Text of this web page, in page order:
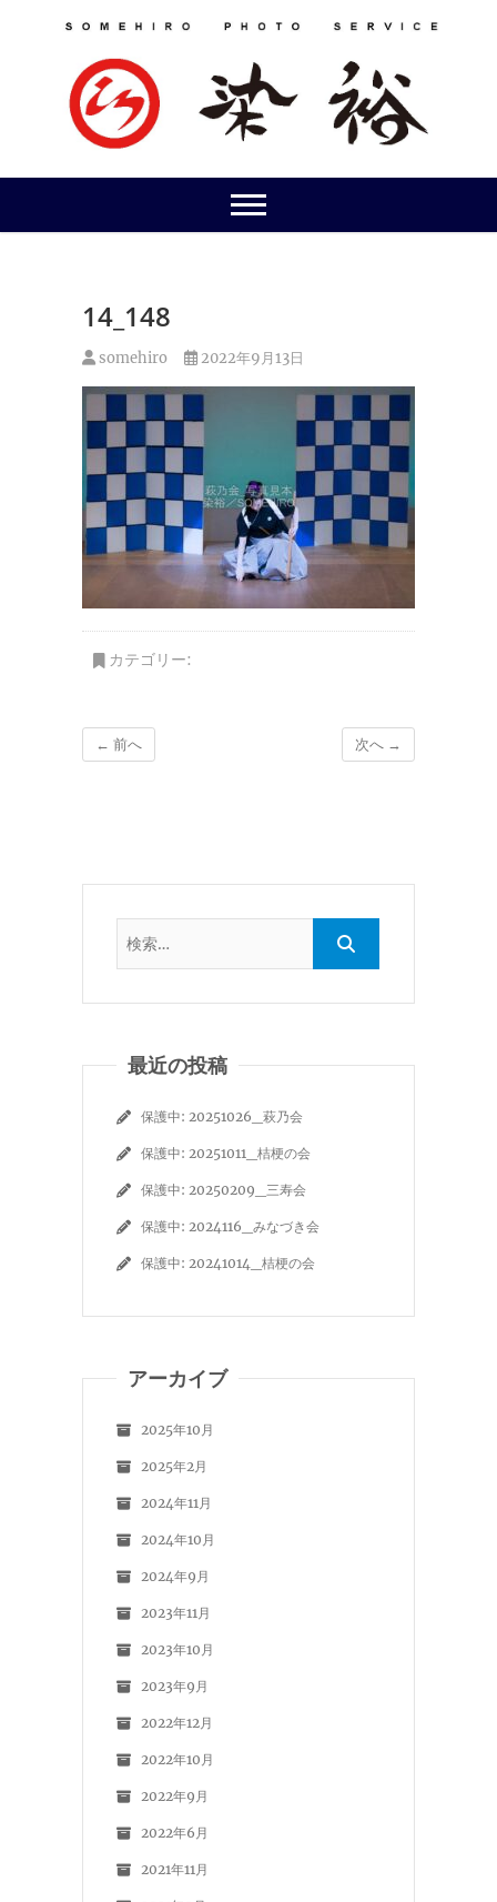
14_148
somehiro 2022年9月13日
カテゴリー:
← 前へ 次へ →
最近の投稿
保護中: 20251026_萩乃会
保護中: 20251011_桔梗の会
保護中: 20250209_三寿会
保護中: 2024116_みなづき会
保護中: 20241014_桔梗の会
アーカイブ
2025年10月
2025年2月
2024年11月
2024年10月
2024年9月
2023年11月
2023年10月
2023年9月
2022年12月
2022年10月
2022年9月
2022年6月
2021年11月